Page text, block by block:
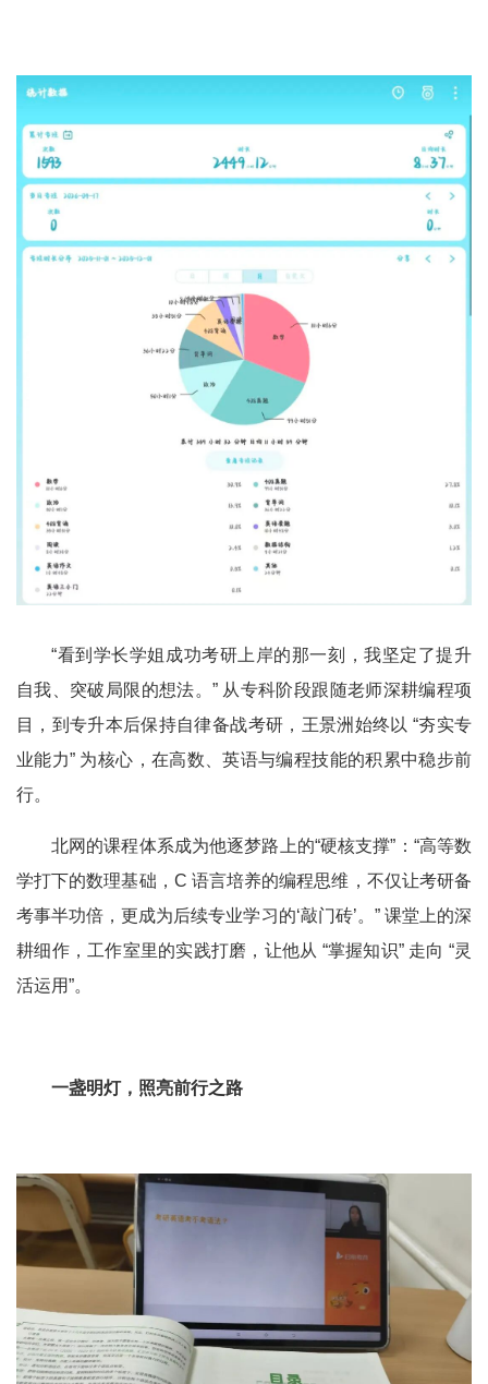
“看到学长学姐成功考研上岸的那一刻，我坚定了提升
自我、突破局限的想法。 ” 从专科阶段跟随老师深耕编程项
目，到专升本后保持自律备战考研，王景洲始终以 “夯实专
业能力” 为核心，在高数、英语与编程技能的积累中稳步前
行。
北网的课程体系成为他逐梦路上的“硬核支撑” ： “高等数
学打下的数理基础， C 语言培养的编程思维，不仅让考研备
考事半功倍，更成为后续专业学习的‘敲门砖’。 ” 课堂上的深
耕细作，工作室里的实践打磨，让他从 “掌握知识” 走向 “灵
活运用”。
一盏明灯，照亮前行之路